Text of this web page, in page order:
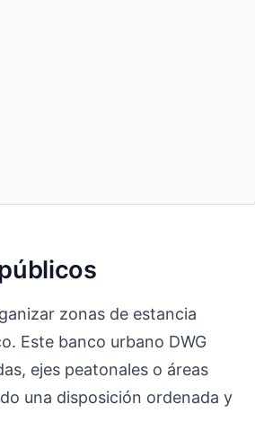
zonas de estancia
Este banco urbano DWG
ejes peatonales o áreas
una disposición ordenada y